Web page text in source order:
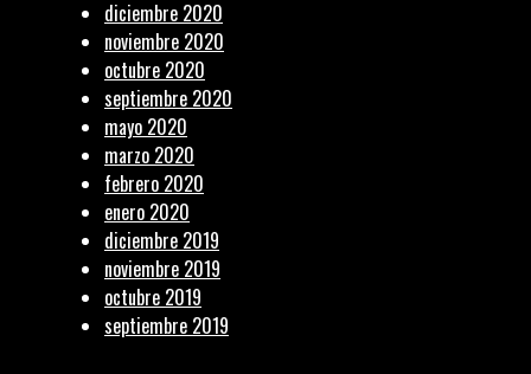
diciembre 2020
noviembre 2020
octubre 2020
septiembre 2020
mayo 2020
marzo 2020
febrero 2020
enero 2020
diciembre 2019
noviembre 2019
octubre 2019
septiembre 2019